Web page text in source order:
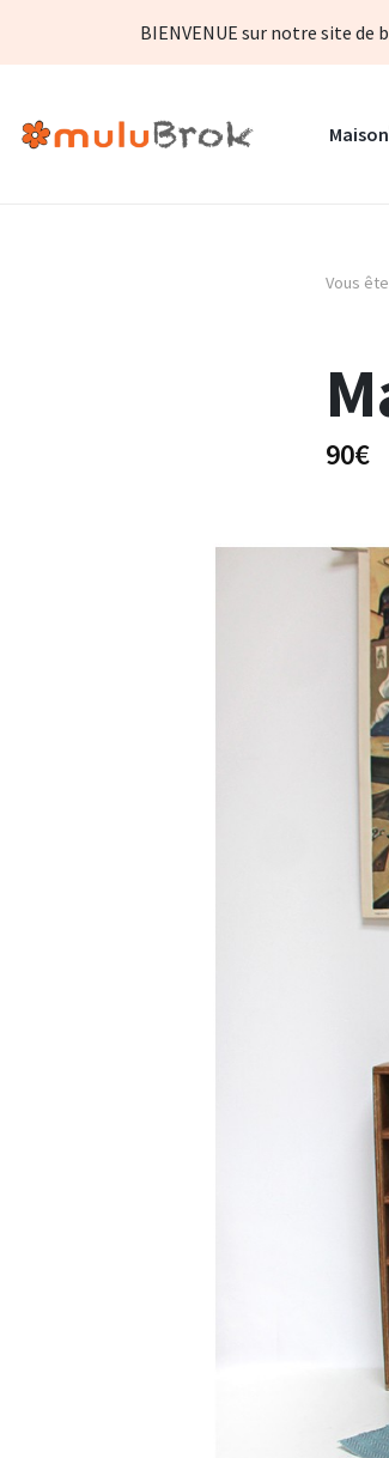
BIENVENUE sur notre site de
Maison
Vous
90€